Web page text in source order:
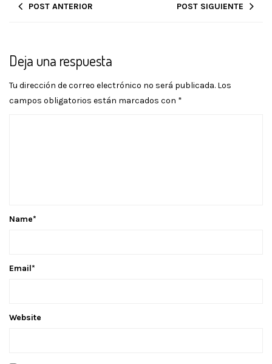
POST ANTERIOR POST SIGUIENTE
Deja una respuesta
Tu dirección de correo electrónico no será publicada. Los
campos obligatorios están marcados con *
Name*
Email*
Website